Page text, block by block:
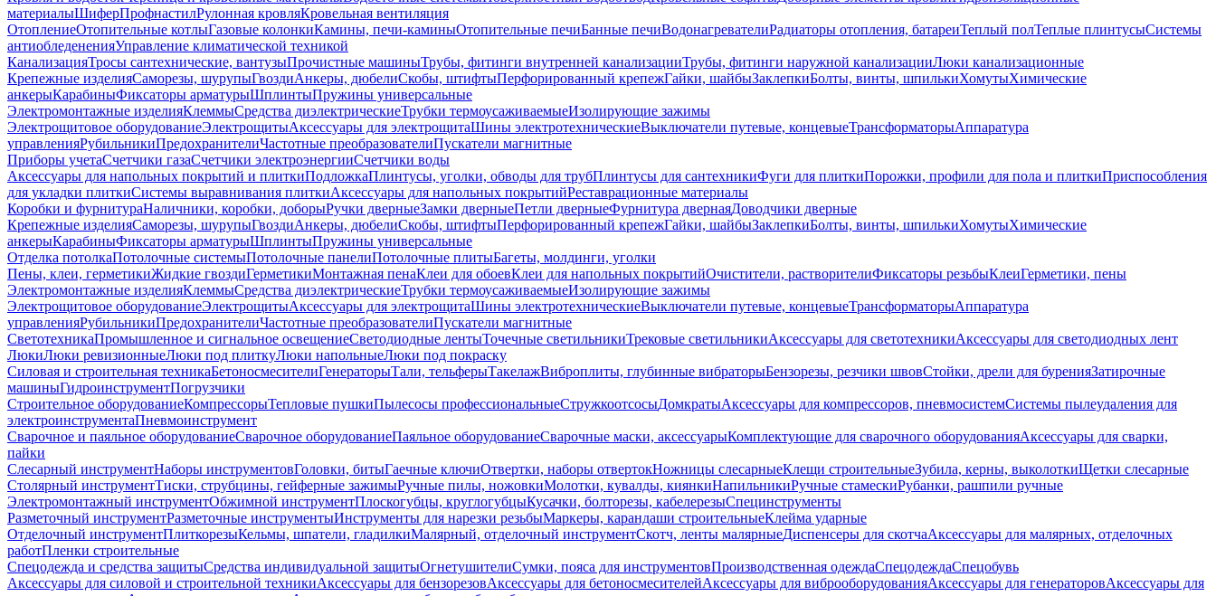
материалыШиферПрофнастилРулонная кровляКровельная вентиляция
ОтоплениеОтопительные котлыГазовые колонкиКамины, печи-каминыОтопительные печиБанные печиВодонагревателиРадиаторы отопления, батареиТеплый полТеплые плинтусыСистемы
антиобледененияУправление климатической техникой
КанализацияТросы сантехнические, вантузыПрочистные машиныТрубы, фитинги внутренней канализацииТрубы, фитинги наружной канализацииЛюки канализационные
Крепежные изделияСаморезы, шурупыГвоздиАнкеры, дюбелиСкобы, штифтыПерфорированный крепежГайки, шайбыЗаклепкиБолты, винты, шпилькиХомутыХимические
анкерыКарабиныФиксаторы арматурыШплинтыПружины универсальные
Электромонтажные изделияКлеммыСредства диэлектрическиеТрубки термоусаживаемыеИзолирующие зажимы
Электрощитовое оборудованиеЭлектрощитыАксессуары для электрощитаШины электротехническиеВыключатели путевые, концевыеТрансформаторыАппаратура
управленияРубильникиПредохранителиЧастотные преобразователиПускатели магнитные
Приборы учетаСчетчики газаСчетчики электроэнергииСчетчики воды
Аксессуары для напольных покрытий и плиткиПодложкаПлинтусы, уголки, обводы для трубПлинтусы для сантехникиФуги для плиткиПорожки, профили для пола и плиткиПриспособления
для укладки плиткиСистемы выравнивания плиткиАксессуары для напольных покрытийРеставрационные материалы
Коробки и фурнитураНаличники, коробки, доборыРучки дверныеЗамки дверныеПетли дверныеФурнитура двернаяДоводчики дверные
Крепежные изделияСаморезы, шурупыГвоздиАнкеры, дюбелиСкобы, штифтыПерфорированный крепежГайки, шайбыЗаклепкиБолты, винты, шпилькиХомутыХимические
анкерыКарабиныФиксаторы арматурыШплинтыПружины универсальные
Отделка потолкаПотолочные системыПотолочные панелиПотолочные плитыБагеты, молдинги, уголки
Пены, клеи, герметикиЖидкие гвоздиГерметикиМонтажная пенаКлеи для обоевКлеи для напольных покрытийОчистители, растворителиФиксаторы резьбыКлеиГерметики, пены
Электромонтажные изделияКлеммыСредства диэлектрическиеТрубки термоусаживаемыеИзолирующие зажимы
Электрощитовое оборудованиеЭлектрощитыАксессуары для электрощитаШины электротехническиеВыключатели путевые, концевыеТрансформаторыАппаратура
управленияРубильникиПредохранителиЧастотные преобразователиПускатели магнитные
СветотехникаПромышленное и сигнальное освещениеСветодиодные лентыТочечные светильникиТрековые светильникиАксессуары для светотехникиАксессуары для светодиодных лент
ЛюкиЛюки ревизионныеЛюки под плиткуЛюки напольныеЛюки под покраску
Силовая и строительная техникаБетоносмесителиГенераторыТали, тельферыТакелажВиброплиты, глубинные вибраторыБензорезы, резчики швовСтойки, дрели для буренияЗатирочные
машиныГидроинструментПогрузчики
Строительное оборудованиеКомпрессорыТепловые пушкиПылесосы профессиональныеСтружкоотсосыДомкратыАксессуары для компрессоров, пневмосистемСистемы пылеудаления для
электроинструментаПневмоинструмент
Сварочное и паяльное оборудованиеСварочное оборудованиеПаяльное оборудованиеСварочные маски, аксессуарыКомплектующие для сварочного оборудованияАксессуары для сварки,
пайки
Слесарный инструментНаборы инструментовГоловки, битыГаечные ключиОтвертки, наборы отвертокНожницы слесарныеКлещи строительныеЗубила, керны, выколоткиЩетки слесарные
Столярный инструментТиски, струбцины, гейферные зажимыРучные пилы, ножовкиМолотки, кувалды, киянкиНапильникиРучные стамескиРубанки, рашпили ручные
Электромонтажный инструментОбжимной инструментПлоскогубцы, круглогубцыКусачки, болторезы, кабелерезыСпецинструменты
Разметочный инструментРазметочные инструментыИнструменты для нарезки резьбыМаркеры, карандаши строительныеКлейма ударные
Отделочный инструментПлиткорезыКельмы, шпатели, гладилкиМалярный, отделочный инструментСкотч, ленты малярныеДиспенсеры для скотчаАксессуары для малярных, отделочных
работПленки строительные
Спецодежда и средства защитыСредства индивидуальной защитыОгнетушителиСумки, пояса для инструментовПроизводственная одеждаСпецодеждаСпецобувь
Аксессуары для силовой и строительной техникиАксессуары для бензорезовАксессуары для бетоносмесителейАксессуары для виброоборудованияАксессуары для генераторовАксессуары для